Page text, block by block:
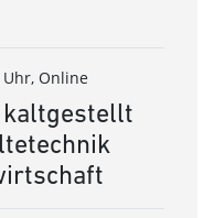
Uhr, Online
kaltgestellt